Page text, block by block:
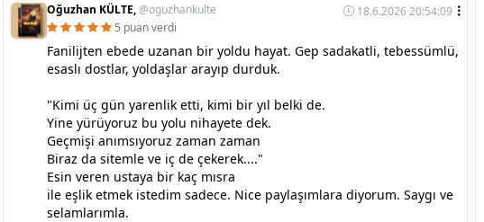
Oğuzhan KÜLTE,@oguzhankulte
18.6.2026 20:54:09
5 puan verdi
Fanilijten ebede uzanan bir yoldu hayat. Gep sadakatli, tebessümlü,
esaslı dostlar, yoldaşlar arayıp durduk.
"Kimi üç gün yarenlik etti, kimi bir yıl belki de.
Yine yürüyoruz bu yolu nihayete dek.
Geçmişi anımsıyoruz zaman zaman
Biraz da sitemle ve iç de çekerek...."
Esin veren ustaya bir kaç mısra
ile eşlik etmek istedim sadece. Nice paylaşımlara diyorum. Saygı ve
selamlarımla.